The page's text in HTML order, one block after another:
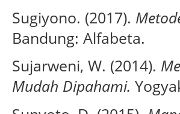
Sugiyono. (2017).
Bandung: Alfabeta.
Sujarweni, W. (2014).
Mudah Dipahami.